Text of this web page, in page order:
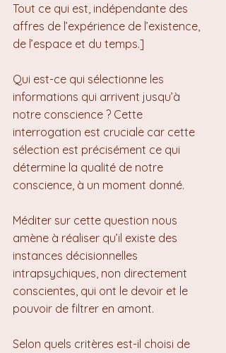
Tout ce qui est, indépendante des
affres de l’expérience de l’existence,
de l’espace et du temps.]
Qui est-ce qui sélectionne les
informations qui arrivent jusqu’à
notre conscience ? Cette
interrogation est cruciale car cette
sélection est précisément ce qui
détermine la qualité de notre
conscience, à un moment donné.
Méditer sur cette question nous
amène à réaliser qu’il existe des
instances décisionnelles
intrapsychiques, non directement
conscientes, qui ont le devoir et le
pouvoir de filtrer en amont.
Selon quels critères est-il choisi de